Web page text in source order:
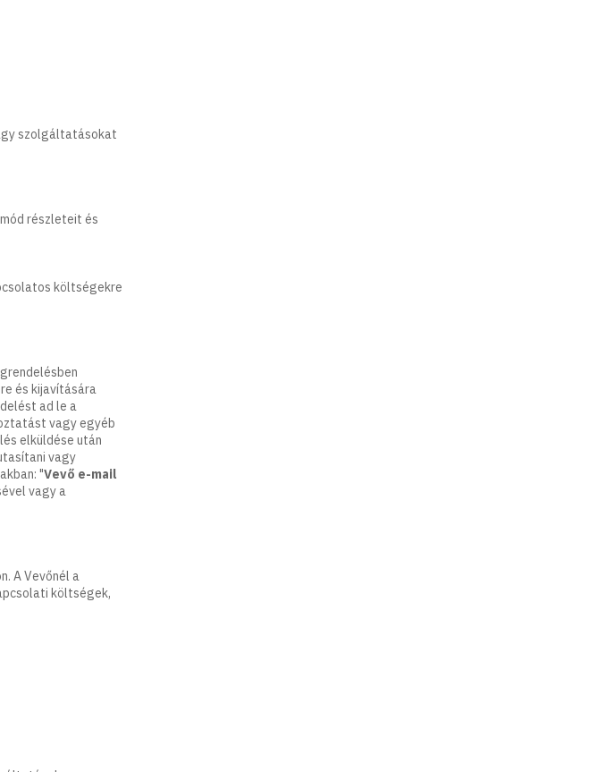
szolgáltatásokat
részleteit és
költségekre
és kijavítására
ad le a
vagy egyéb
elküldése után
vagy
"Vevő e-mail
vagy a
A Vevőnél a
költségek,